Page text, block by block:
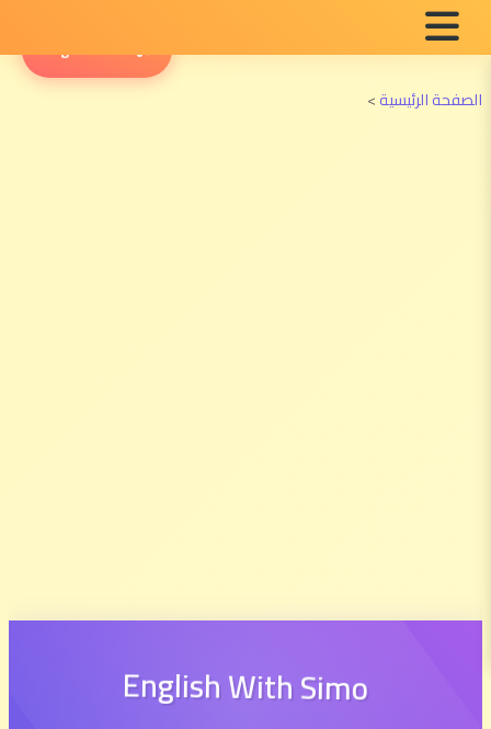
الصفحة الرئيسية>
English Radio
English With Simo